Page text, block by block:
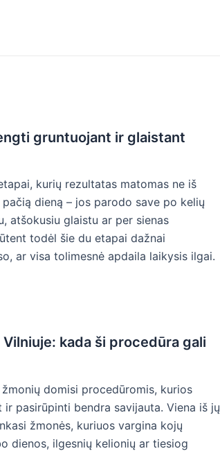
gruntuojant ir glaistant
kurių rezultatas matomas ne iš
dieną – jos parodo save po kelių
atšokusiu glaistu ar per sienas
todėl šie du etapai dažnai
ar visa tolimesnė apdaila laikysis ilgai.
kada ši procedūra gali
domisi procedūromis, kurios
pasirūpinti bendra savijauta. Viena iš jų
žmonės, kuriuos vargina kojų
dienos, ilgesnių kelionių ar tiesiog